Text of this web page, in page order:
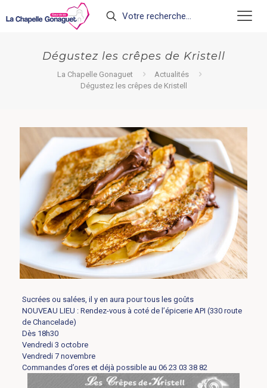
Dégustez les crêpes de Kristell
La Chapelle Gonaguet
Actualités
Dégustez les crêpes de Kristell
Sucrées ou salées, il y en aura pour tous les goûts
NOUVEAU LIEU : Rendez-vous à coté de l’épicerie API (330 route
de Chancelade)
Dès 18h30
Vendredi 3 octobre
Vendredi 7 novembre
Commandes d’ores et déjà possible au 06 23 03 38 82